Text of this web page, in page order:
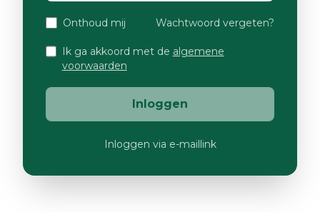
Onthoud mij Wachtwoord vergeten?
Ik ga akkoord met de algemene
voorwaarden
Inloggen
Inloggen via e-maillink